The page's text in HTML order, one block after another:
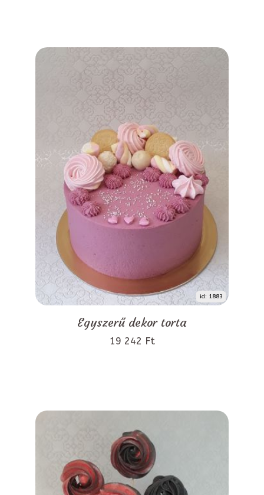
id: 1883
Egyszerű dekor torta
19 242 Ft